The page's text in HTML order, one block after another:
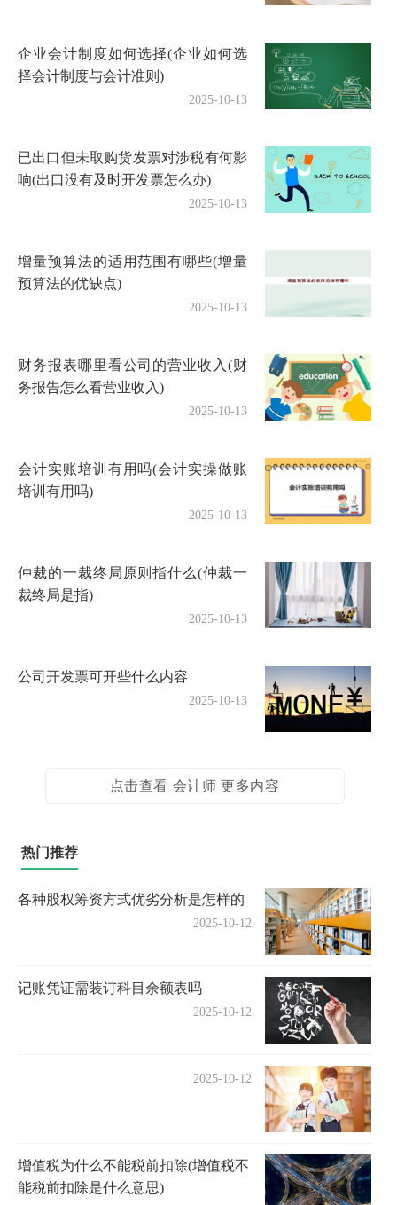
企业会计制度如何选择(企业如何选
择会计制度与会计准则)
2025-10-13
已出口但未取购货发票对涉税有何影
响(出口没有及时开发票怎么办)
2025-10-13
增量预算法的适用范围有哪些(增量
预算法的优缺点)
2025-10-13
财务报表哪里看公司的营业收入(财
务报告怎么看营业收入)
2025-10-13
会计实账培训有用吗(会计实操做账
培训有用吗)
2025-10-13
仲裁的一裁终局原则指什么(仲裁一
裁终局是指)
2025-10-13
公司开发票可开些什么内容
2025-10-13
点击查看 会计师 更多内容
热门推荐
各种股权筹资方式优劣分析是怎样的
2025-10-12
记账凭证需装订科目余额表吗
2025-10-12
2025-10-12
增值税为什么不能税前扣除(增值税不
能税前扣除是什么意思)